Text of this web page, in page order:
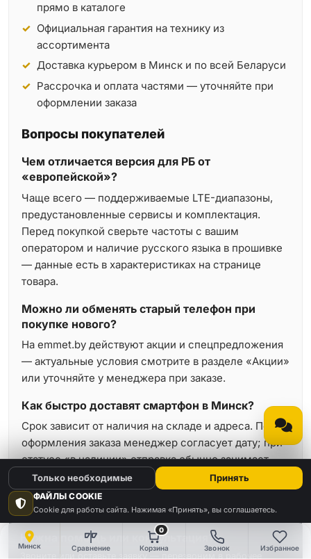
Минск Сравнение
0
Корзина Звонок Избранное
прямо в каталоге
Официальная гарантия на технику из
ассортимента
Доставка курьером в Минск и по всей Беларуси
Рассрочка и оплата частями — уточняйте при
оформлении заказа
Вопросы покупателей
Чем отличается версия для РБ от
«европейской»?
Чаще всего — поддерживаемые LTE-диапазоны,
предустановленные сервисы и комплектация.
Перед покупкой сверьте частоты с вашим
оператором и наличие русского языка в прошивке
— данные есть в характеристиках на странице
товара.
Можно ли обменять старый телефон при
покупке нового?
На emmet.by действуют акции и спецпредложения
— актуальные условия смотрите в разделе «Акции»
или уточняйте у менеджера при заказе.
Как быстро доставят смартфон в Минск?
Срок зависит от наличия на складе и адреса. После
оформления заказа менеджер согласует дату; при
статусе «в наличии» отправка обычно занимает
минимальное время.
Нужна помощь или консультация?
ФАЙЛЫ COOKIE
Cookie для работы сайта. Нажимая «Принять», вы соглашаетесь.
Только необходимые Принять